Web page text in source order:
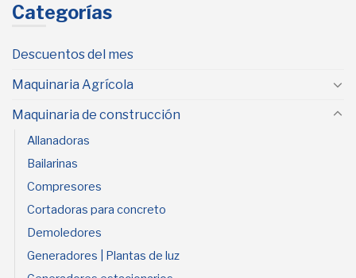
Categorías
Descuentos del mes
Maquinaria Agrícola
Maquinaria de construcción
Allanadoras
Bailarinas
Compresores
Cortadoras para concreto
Demoledores
Generadores | Plantas de luz